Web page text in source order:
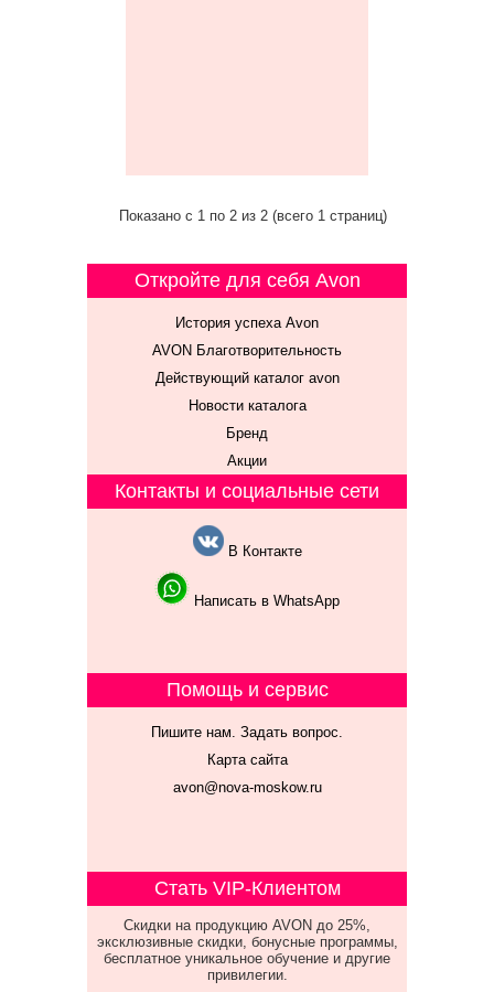
Показано с 1 по 2 из 2 (всего 1 страниц)
Откройте для себя Avon
История успеха Avon
AVON Благотворительность
Действующий каталог avon
Новости каталога
Бренд
Акции
Контакты и социальные сети
В Контакте
Написать в WhatsApp
Помощь и сервис
Пишите нам. Задать вопрос.
Карта сайта
avon@nova-moskow.ru
Стать VIP-Клиентом
Скидки на продукцию AVON до 25%,
эксклюзивные скидки, бонусные программы,
бесплатное уникальное обучение и другие
привилегии.